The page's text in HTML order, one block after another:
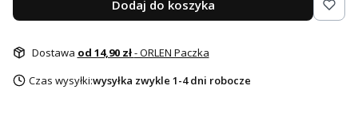
Dodaj do koszyka
Dostawa od 14,90 zł- ORLEN Paczka
Czas wysyłki:wysyłka zwykle 1-4 dni robocze